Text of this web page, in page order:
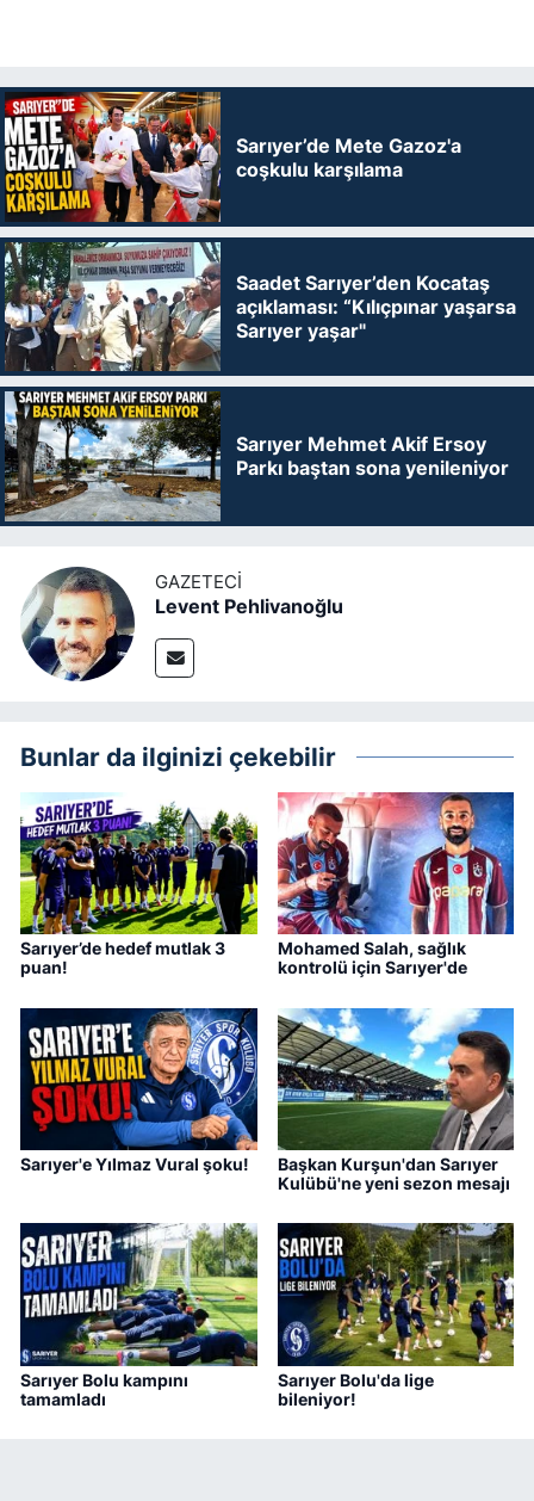
Sarıyer’de Mete Gazoz'a
coşkulu karşılama
Saadet Sarıyer’den Kocataş
açıklaması: “Kılıçpınar yaşarsa
Sarıyer yaşar"
Sarıyer Mehmet Akif Ersoy
Parkı baştan sona yenileniyor
GAZETECI
Levent Pehlivanoğlu
Bunlar da ilginizi çekebilir
Sarıyer’de hedef mutlak 3
puan!
Mohamed Salah, sağlık
kontrolü için Sarıyer'de
Sarıyer'e Yılmaz Vural şoku!
Başkan Kurşun'dan Sarıyer
Kulübü'ne yeni sezon mesajı
Sarıyer Bolu kampını
tamamladı
Sarıyer Bolu'da lige
bileniyor!